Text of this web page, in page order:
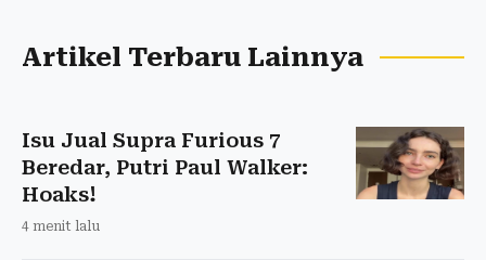
Artikel Terbaru Lainnya
Isu Jual Supra Furious 7
Beredar, Putri Paul Walker:
Hoaks!
4 menit lalu